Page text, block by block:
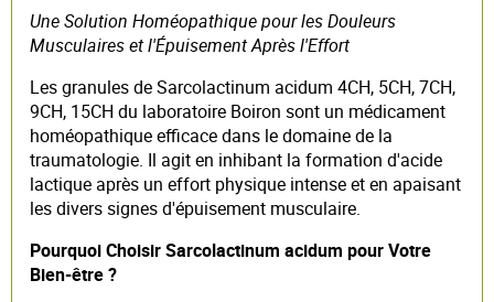
Une Solution Homéopathique pour les Douleurs
Musculaires et l'Épuisement Après l'Effort
Les granules de Sarcolactinum acidum 4CH, 5CH, 7CH,
9CH, 15CH du laboratoire Boiron sont un médicament
homéopathique efficace dans le domaine de la
traumatologie. Il agit en inhibant la formation d'acide
lactique après un effort physique intense et en apaisant
les divers signes d'épuisement musculaire.
Pourquoi Choisir Sarcolactinum acidum pour Votre
Bien-être ?